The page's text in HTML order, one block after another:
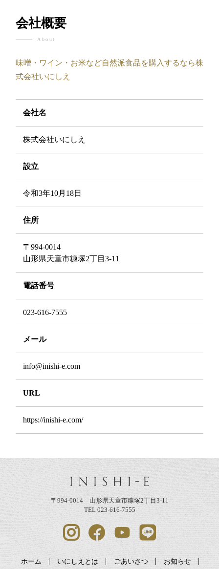
会社概要
About
味噌・ワイン・お米など自然派食品を購入するなら株
式会社いにしえ
会社名
株式会社いにしえ
設立
令和3年10月18日
住所
〒994-0014
山形県天童市糠塚2丁目3-11
電話番号
023-616-7555
メール
info@inishi-e.com
URL
https://inishi-e.com/
〒994-0014 山形県天童市糠塚2丁目3-11
TEL 023-616-7555
ホーム いにしえとは ごあいさつ お知らせ